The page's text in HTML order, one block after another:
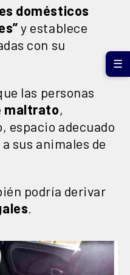
domésticos
y establece
con su
las personas
maltrato,
espacio adecuado
sus animales de
podría derivar
☰